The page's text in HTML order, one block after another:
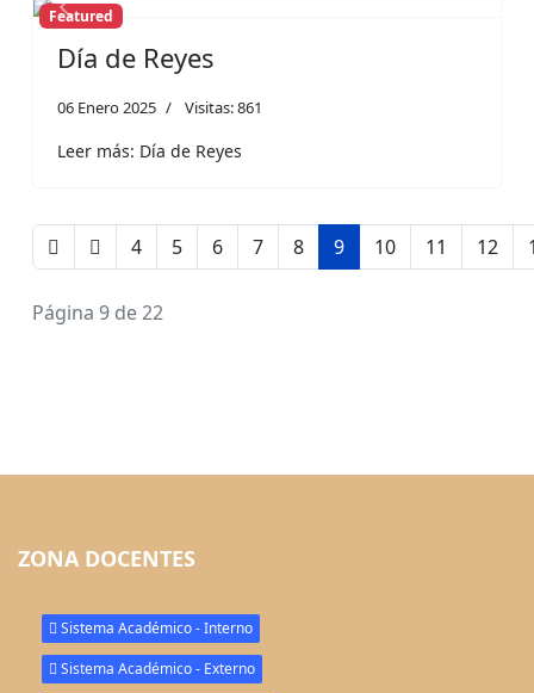
Previous
Featured
Día de Reyes
06 Enero 2025 Visitas: 861
Leer más: Día de Reyes
4 5 6 7 8 9 10 11 12
Página 9 de 22
ZONA DOCENTES
Sistema Académico - Interno
Sistema Académico - Externo